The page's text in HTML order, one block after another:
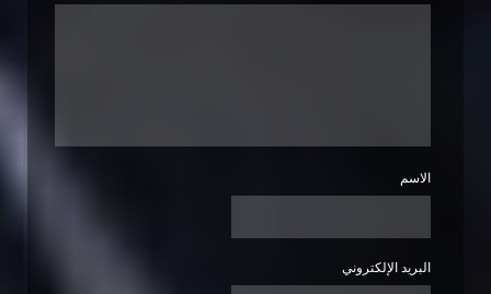
الاسم
البريد الإلكتروني